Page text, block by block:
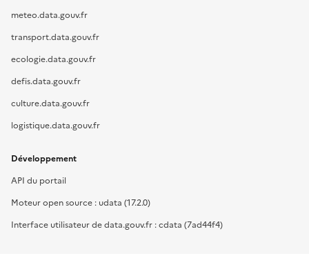
meteo.data.gouv.fr
transport.data.gouv.fr
ecologie.data.gouv.fr
defis.data.gouv.fr
culture.data.gouv.fr
logistique.data.gouv.fr
Développement
API du portail
Moteur open source : udata (17.2.0)
Interface utilisateur de data.gouv.fr : cdata (7ad44f4)